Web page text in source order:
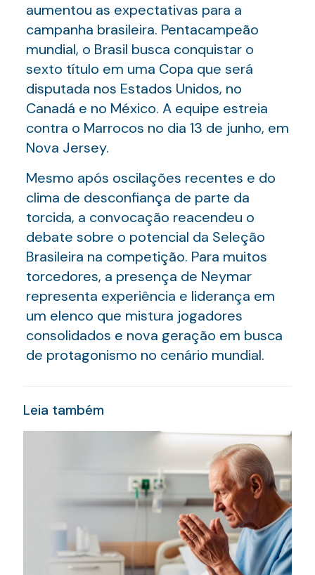
aumentou as expectativas para a
campanha brasileira. Pentacampeão
mundial, o Brasil busca conquistar o
sexto título em uma Copa que será
disputada nos Estados Unidos, no
Canadá e no México. A equipe estreia
contra o Marrocos no dia 13 de junho, em
Nova Jersey.
Mesmo após oscilações recentes e do
clima de desconfiança de parte da
torcida, a convocação reacendeu o
debate sobre o potencial da Seleção
Brasileira na competição. Para muitos
torcedores, a presença de Neymar
representa experiência e liderança em
um elenco que mistura jogadores
consolidados e nova geração em busca
de protagonismo no cenário mundial.
Leia também